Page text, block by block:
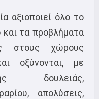
αξιοποιεί όλο το
και τα προβλήματα
στους χώρους
οξύνονται, με
δουλειάς,
απολύσεις,